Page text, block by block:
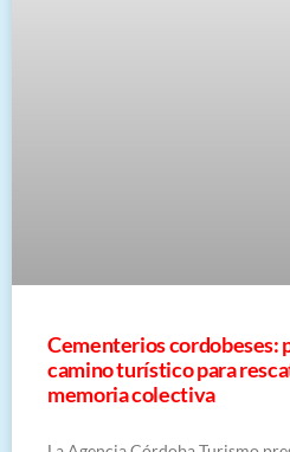
Cementerios cordobeses:
camino turístico para
memoria colectiva